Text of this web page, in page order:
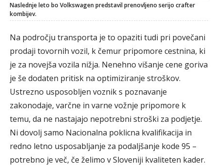
Naslednje leto bo Volkswagen predstavil prenovljeno serijo crafter
kombijev.
Na področju transporta je to opaziti tudi pri povečani
prodaji tovornih vozil, k čemur pripomore cestnina, ki
je za novejša vozila nižja. Nenehno višanje cene goriva
je še dodaten pritisk na optimiziranje stroškov.
Ustrezno usposobljen voznik s poznavanje
zakonodaje, varčne in varne vožnje pripomore k
temu, da ne nastajajo nepotrebni stroški za podjetje.
Ni dovolj samo Nacionalna poklicna kvalifikacija in
redno letno usposabljanje za podaljšanje kode 95 –
potrebno je več, če želimo v Sloveniji kvaliteten kader.